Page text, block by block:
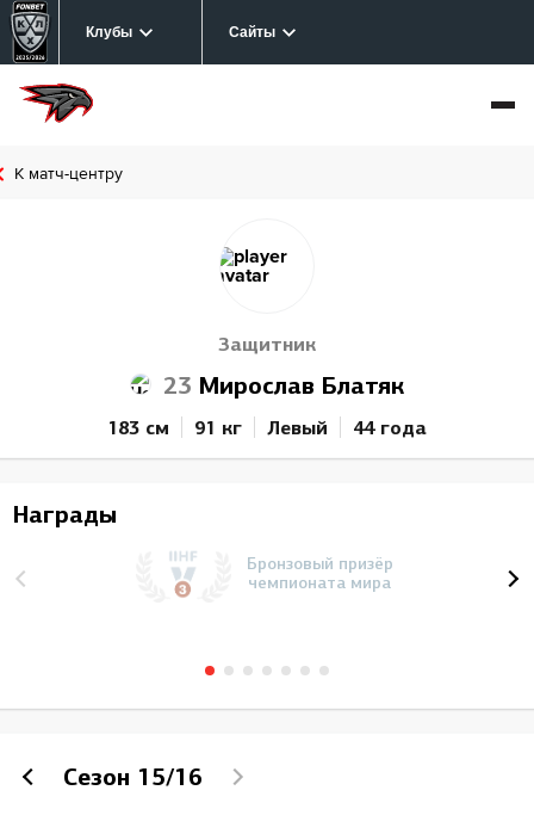
Клубы Сайты
К матч-центру
Защитник
23 Мирослав Блатяк
183 см 91 кг Левый 44 года
Награды
Бронзовый призёр
чемпионата мира
Сезон 15/16